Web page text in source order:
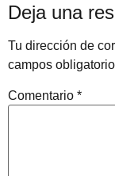
Deja una
Tu dirección de
campos
Comentario *